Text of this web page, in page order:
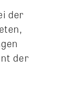
der
der